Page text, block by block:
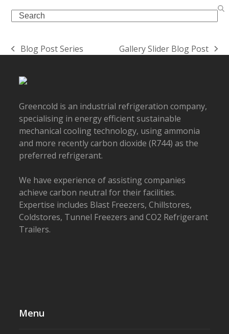
Search
previous
Blog Post Series
next
Gallery Slider Blog Post
Greencold is an industrial refrigeration company,
specialising in energy efficient sustainable
mechanical cooling technology, using ammonia
and more recently carbon dioxide (R744) as the
preferred refrigerant.
We have experience of assisting companies
achieve carbon neutral for their facilities.
Expertise includes Blast Freezers, Chillstores,
Coldstores, Tunnel Freezers and CO2 Refrigerant
Trailers.
Menu